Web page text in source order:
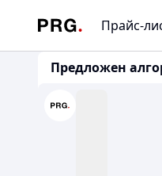
Прайс-
Предложен